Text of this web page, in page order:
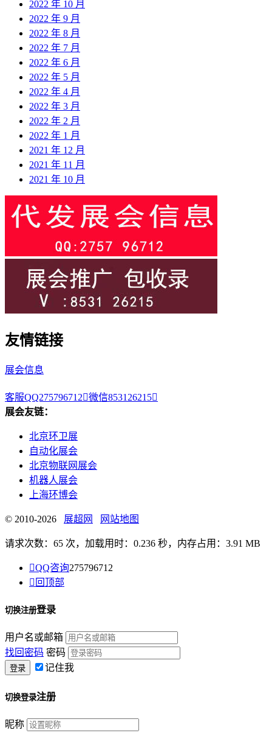
2022 年 10 月
2022 年 9 月
2022 年 8 月
2022 年 7 月
2022 年 6 月
2022 年 5 月
2022 年 4 月
2022 年 3 月
2022 年 2 月
2022 年 1 月
2021 年 12 月
2021 年 11 月
2021 年 10 月
友情链接
展会信息
客服QQ275796712微信853126215
展会友链：
北京环卫展
自动化展会
北京物联网展会
机器人展会
上海环博会
© 2010-2026 展超网 网站地图
请求次数：65 次，加载用时：0.236 秒，内存占用：3.91 MB
QQ咨询275796712
 回顶部
切换注册登录
用户名或邮箱
找回密码 密码
记住我
切换登录注册
昵称